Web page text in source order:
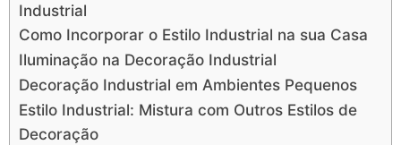
Industrial
Como Incorporar o Estilo Industrial na sua Casa
Iluminação na Decoração Industrial
Decoração Industrial em Ambientes Pequenos
Estilo Industrial: Mistura com Outros Estilos de
Decoração